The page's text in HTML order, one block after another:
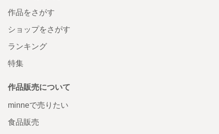
作品をさがす
ショップをさがす
ランキング
特集
作品販売について
minneで売りたい
食品販売